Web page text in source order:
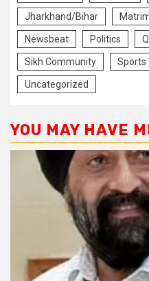
Jharkhand/Bihar
Newsbeat Politics
Sikh Community Sports
Uncategorized
YOU MAY HAVE